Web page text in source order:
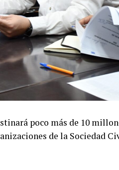
poco más de 10
de la Sociedad